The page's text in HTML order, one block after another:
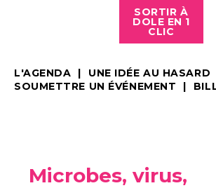
SORTIR À
DOLE EN 1
CLIC
L'AGENDA
UNE IDÉE AU HASARD
SOUMETTRE UN ÉVÉNEMENT
Microbes, virus,